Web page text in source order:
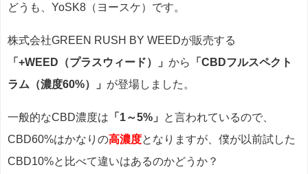
どうも、YoSK8（ヨースケ）です。
株式会社GREEN RUSH BY WEEDが販売する
「+WEED（プラスウィード）」 から
「CBDフルスペクト
ラム（濃度60%）」 が登場しました。
一般的なCBD濃度は 「1～5%」
と言われているので、
CBD60%はかなりの高濃度となりますが、僕が以前試した
CBD10%と比べて違いはあるのかどうか？